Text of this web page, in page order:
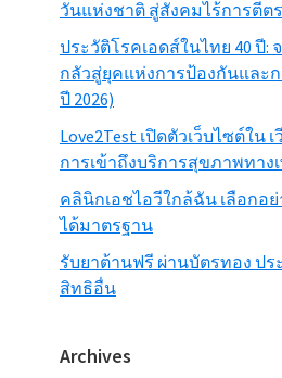
วันแห่งชาติ สู่สังคมไร้การตีต
ประวัติโรคเอดส์ในไทย 40 ปี:
กลัวสู่ยุคแห่งการป้องกันและ
ปี 2026)
Love2Test เปิดตัวเว็บไซต์ใน
การเข้าถึงบริการสุขภาพทาง
คลินิกเอชไอวีใกล้ฉัน เลือกอ
ได้มาตรฐาน
รับยาต้านฟรี ผ่านบัตรทอง ป
สิทธิอื่น
Archives